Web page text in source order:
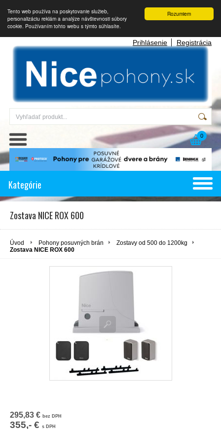
Rozumiem
Tento web používa na poskytovanie služieb,
personalizáciu reklám a analýze návštevnosti súbory
cookie. Používaním tohto webu s týmto súhlasíte.
Prihlásenie Registrácia
0
Kategórie
Zostava NICE ROX 600
Úvod Pohony posuvných brán
Zostavy od 500 do 1200kg
Zostava NICE ROX 600
295,83 € bez DPH
355,- € s DPH